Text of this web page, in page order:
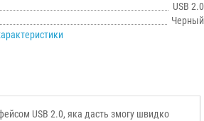
USB 2.0
Черный
USB 2.0, яка дасть змогу швидко